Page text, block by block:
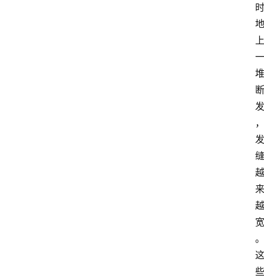
时
地
上
一
堆
断
发
，
发
缝
越
来
越
宽
。
这
些